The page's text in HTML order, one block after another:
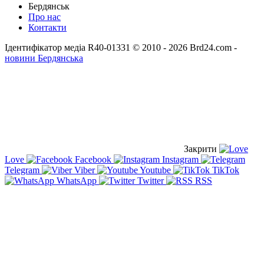
Бердянськ
Про нас
Контакти
Ідентифікатор медіа R40-01331 © 2010 - 2026 Brd24.com -
новини Бердянська
Закрити
Love
Facebook
Instagram
Telegram
Viber Youtube
TikTok
WhatsApp
Twitter RSS